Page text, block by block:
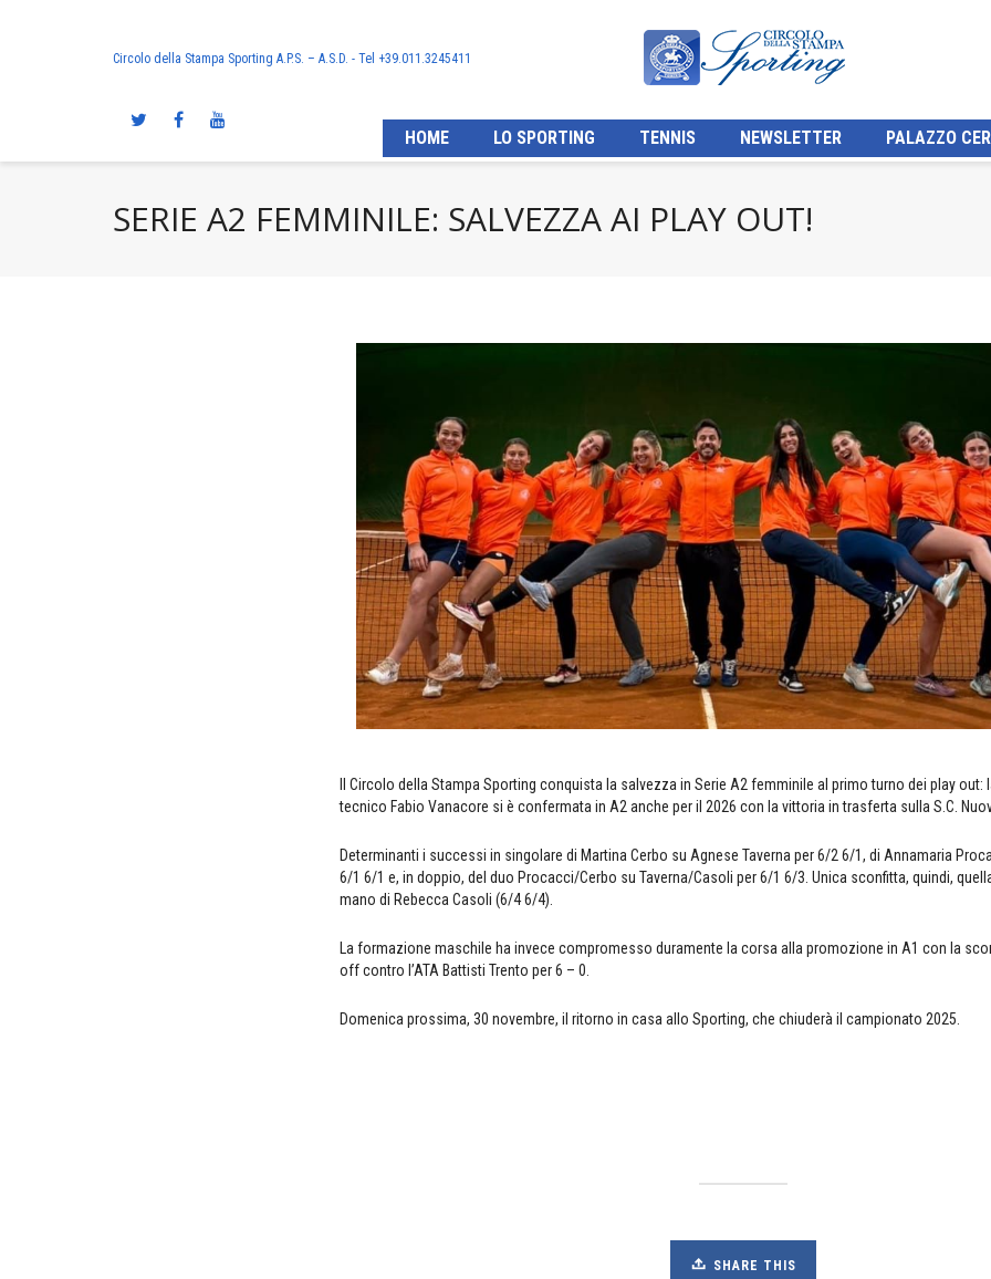
Circolo della Stampa Sporting A.P.S. – A.S.D. - Tel +39.011.3245411
HOME LO SPORTING TENNIS NEWSLETTER PALAZZO
SERIE A2 FEMMINILE: SALVEZZA AI PLAY OUT!
Il Circolo della Stampa Sporting conquista la salvezza in Serie A2 femminile al primo turno dei play
tecnico Fabio Vanacore si è confermata in A2 anche per il 2026 con la vittoria in trasferta sulla S.C.
Determinanti i successi in singolare di Martina Cerbo su Agnese Taverna per 6/2 6/1, di Annamaria
6/1 6/1 e, in doppio, del duo Procacci/Cerbo su Taverna/Casoli per 6/1 6/3. Unica sconfitta, quindi,
mano di Rebecca Casoli (6/4 6/4).
La formazione maschile ha invece compromesso duramente la corsa alla promozione in A1 con la
off contro l’ATA Battisti Trento per 6 – 0.
Domenica prossima, 30 novembre, il ritorno in casa allo Sporting, che chiuderà il campionato 2025.
SHARE THIS